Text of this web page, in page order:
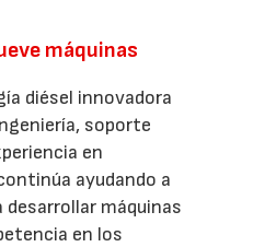
máquinas
diésel innovadora
soporte
en
ayudando a
máquinas
en los